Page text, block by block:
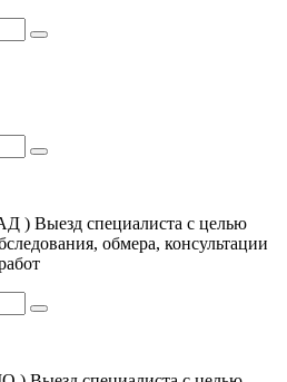
) Выезд специалиста с целью
обмера, консультации